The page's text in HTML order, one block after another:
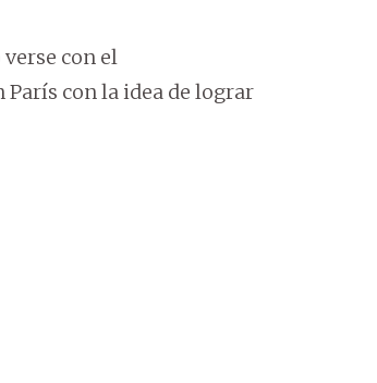
con el
con la idea de lograr